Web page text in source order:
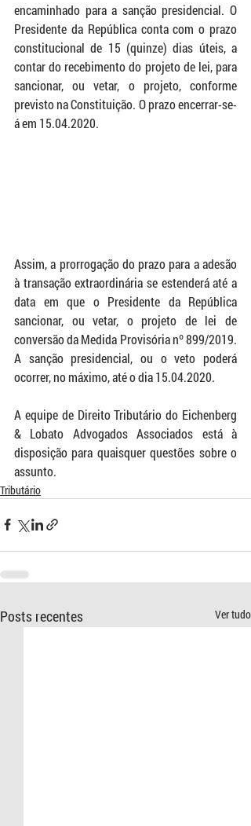
encaminhado para a sanção presidencial. O
Presidente da República conta com o prazo
constitucional de 15 (quinze) dias úteis, a
contar do recebimento do projeto de lei, para
sancionar, ou vetar, o projeto, conforme
previsto na Constituição. O prazo encerrar-se-
á em 15.04.2020.
Assim, a prorrogação do prazo para a adesão
à transação extraordinária se estenderá até a
data em que o Presidente da República
sancionar, ou vetar, o projeto de lei de
conversão da Medida Provisória nº 899/2019.
A sanção presidencial, ou o veto poderá
ocorrer, no máximo, até o dia 15.04.2020.
A equipe de Direito Tributário do Eichenberg
& Lobato Advogados Associados está à
disposição para quaisquer questões sobre o
assunto.
Tributário
Posts recentes Ver tudo